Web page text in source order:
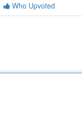
Who Upvoted